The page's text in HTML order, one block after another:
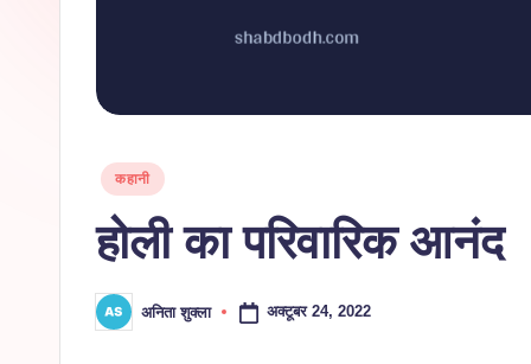
Posted
कहानी
होली का परिवारिक आनंद
Posted
by
अनिता शुक्ला अक्टूबर 24, 2022